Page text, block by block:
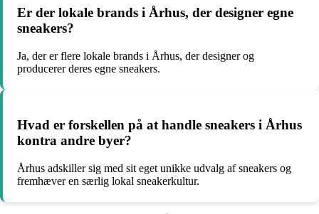
Er der lokale brands i Århus, der designer egne
sneakers?
Ja, der er flere lokale brands i Århus, der designer og
producerer deres egne sneakers.
Hvad er forskellen på at handle sneakers i Århus
kontra andre byer?
Århus adskiller sig med sit eget unikke udvalg af sneakers og
fremhæver en særlig lokal sneakerkultur.